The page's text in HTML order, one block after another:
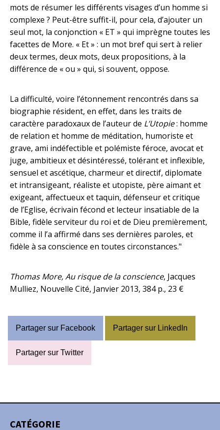
CATÉGORIE
mots de résumer les différents visages d’un homme si
complexe ? Peut-être suffit-il, pour cela, d’ajouter un
seul mot, la conjonction « ET » qui imprègne toutes les
facettes de More. « Et » : un mot bref qui sert à relier
deux termes, deux mots, deux propositions, à la
différence de « ou » qui, si souvent, oppose.
La difficulté, voire l’étonnement rencontrés dans sa
biographie résident, en effet, dans les traits de
caractère paradoxaux de l’auteur de L’Utopie: homme
de relation et homme de méditation, humoriste et
grave, ami indéfectible et polémiste féroce, avocat et
juge, ambitieux et désintéressé, tolérant et inflexible,
sensuel et ascétique, charmeur et directif, diplomate
et intransigeant, réaliste et utopiste, père aimant et
exigeant, affectueux et taquin, défenseur et critique
de l’Eglise, écrivain fécond et lecteur insatiable de la
Bible, fidèle serviteur du roi et de Dieu premièrement,
comme il l’a affirmé dans ses dernières paroles, et
fidèle à sa conscience en toutes circonstances."
Thomas More, Au risque de la conscience, Jacques
Mulliez, Nouvelle Cité, Janvier 2013, 384 p., 23 €
Partager sur Facebook Partager sur LinkedIn
Partager sur Twitter